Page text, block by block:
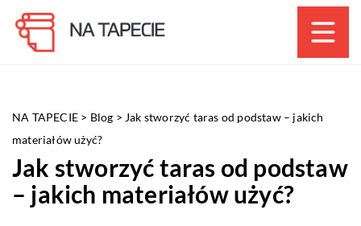
NA TAPECIE > Blog > Jak stworzyć taras od podstaw – jakich
materiałów użyć?
Jak stworzyć taras od podstaw
– jakich materiałów użyć?